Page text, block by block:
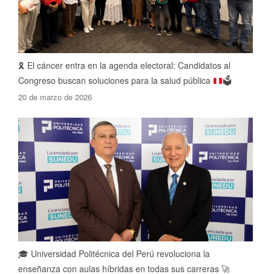
🎗️ El cáncer entra en la agenda electoral: Candidatos al
Congreso buscan soluciones para la salud pública
🗳️
20 de marzo de 2026
🎓 Universidad Politécnica del Perú revoluciona la
enseñanza con aulas híbridas en todas sus carreras 🚀